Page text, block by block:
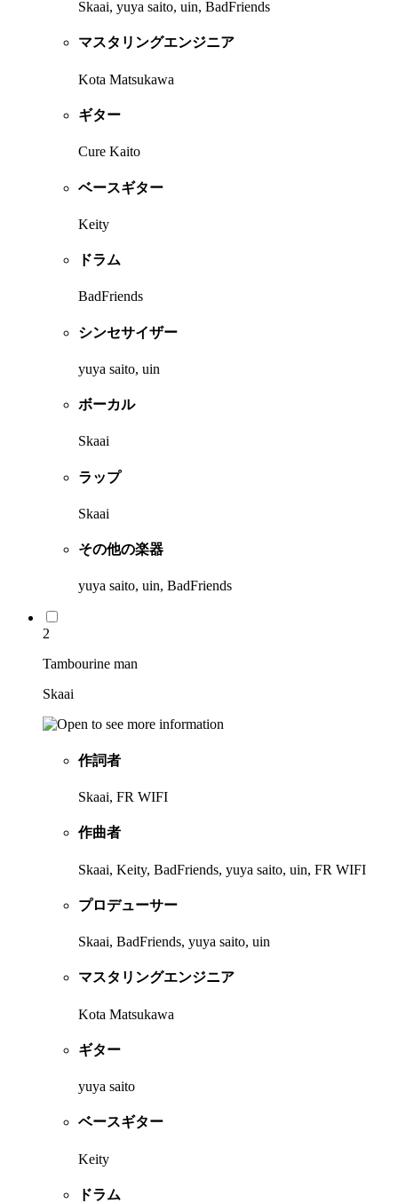
Skaai, yuya saito, uin, BadFriends
マスタリングエンジニア
Kota Matsukawa
ギター
Cure Kaito
ベースギター
Keity
ドラム
BadFriends
シンセサイザー
yuya saito, uin
ボーカル
Skaai
ラップ
Skaai
その他の楽器
yuya saito, uin, BadFriends
2
Tambourine man
Skaai
作詞者
Skaai, FR WIFI
作曲者
Skaai, Keity, BadFriends, yuya saito, uin, FR WIFI
プロデューサー
Skaai, BadFriends, yuya saito, uin
マスタリングエンジニア
Kota Matsukawa
ギター
yuya saito
ベースギター
Keity
ドラム